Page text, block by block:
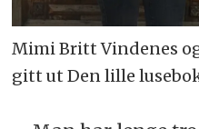
Mimi Britt Vindenes
gitt ut Den lille